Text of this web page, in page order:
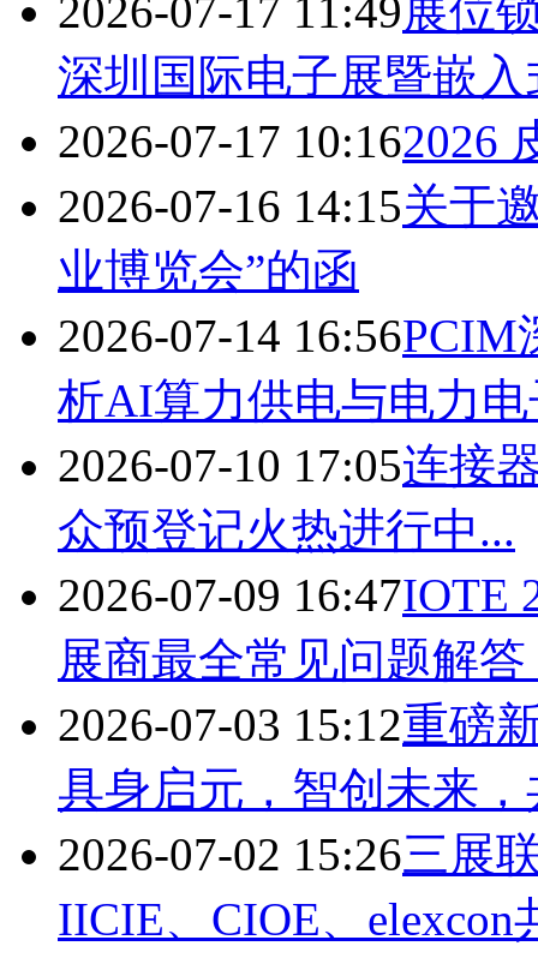
2026-07-17 11:49展位
深圳国际电子展暨嵌入
2026-07-17 10:162026
2026-07-16 14:15关于
业博览会”的函
2026-07-14 16:56PCIM
析AI算力供电与电力
2026-07-10 17:05连接
众预登记火热进行中...
2026-07-09 16:47IOTE
展商最全常见问题解答
2026-07-03 15:12重磅
具身启元，智创未来，
2026-07-02 15:26三展
IICIE、CIOE、elexcon